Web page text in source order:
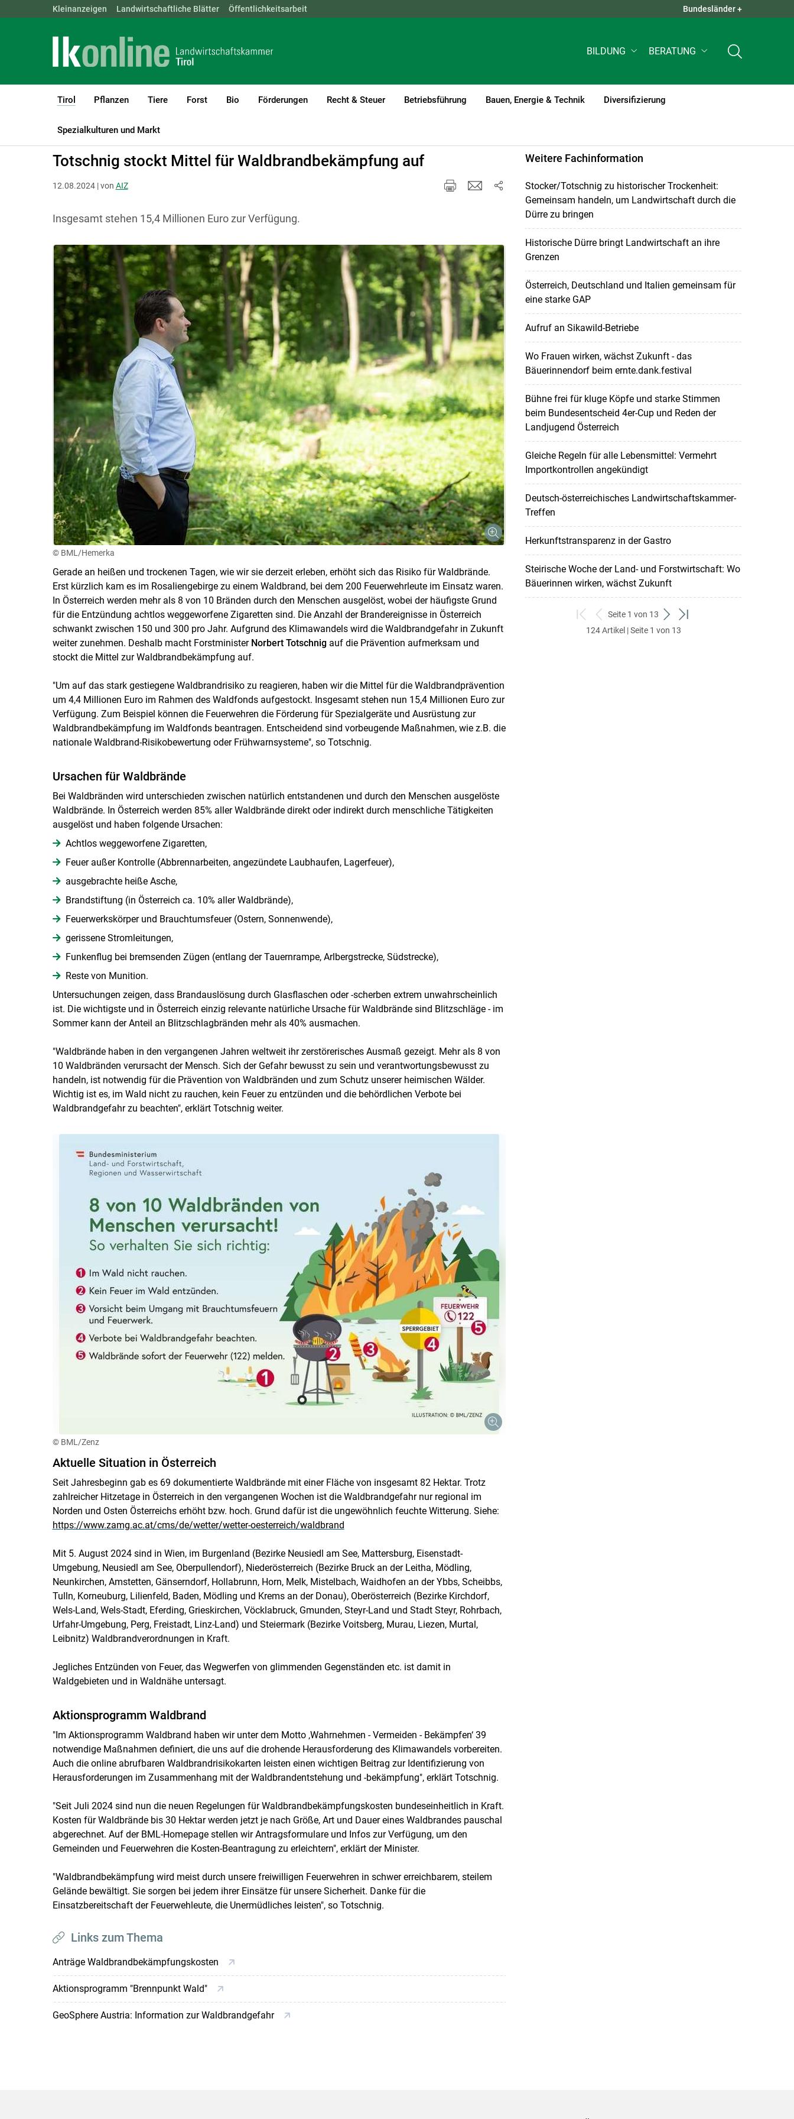
Skip to main content
Landwirtschaftskammern: ÖSTERREICH BGLD KTN NÖ OÖ QUICK LINKS +
Kleinanzeigen Landwirtschaftliche Blätter Öffentlichkeitsarbeit Bundesländer +
BILDUNG BERATUNG
Tirol
(current)1
Pflanzen Tiere Forst Bio Förderungen Recht & Steuer Betriebsführung Bauen, Energie & Technik Diversifizierung
Spezialkulturen und Markt
LK Tirol Tirol
Totschnig stockt Mittel für Waldbrandbekämpfung auf
12.08.2024 | von AIZ
Insgesamt stehen 15,4 Millionen Euro zur Verfügung.
© BML/Hemerka
Gerade an heißen und trockenen Tagen, wie wir sie derzeit erleben, erhöht sich das Risiko für Waldbrände.
Erst kürzlich kam es im Rosaliengebirge zu einem Waldbrand, bei dem 200 Feuerwehrleute im Einsatz waren.
In Österreich werden mehr als 8 von 10 Bränden durch den Menschen ausgelöst, wobei der häufigste Grund
für die Entzündung achtlos weggeworfene Zigaretten sind. Die Anzahl der Brandereignisse in Österreich
schwankt zwischen 150 und 300 pro Jahr. Aufgrund des Klimawandels wird die Waldbrandgefahr in Zukunft
weiter zunehmen. Deshalb macht Forstminister Norbert Totschnigauf die Prävention aufmerksam und
stockt die Mittel zur Waldbrandbekämpfung auf.
"Um auf das stark gestiegene Waldbrandrisiko zu reagieren, haben wir die Mittel für die Waldbrandprävention
um 4,4 Millionen Euro im Rahmen des Waldfonds aufgestockt. Insgesamt stehen nun 15,4 Millionen Euro zur
Verfügung. Zum Beispiel können die Feuerwehren die Förderung für Spezialgeräte und Ausrüstung zur
Waldbrandbekämpfung im Waldfonds beantragen. Entscheidend sind vorbeugende Maßnahmen, wie z.B. die
nationale Waldbrand-Risikobewertung oder Frühwarnsysteme", so Totschnig.
Ursachen für Waldbrände
Bei Waldbränden wird unterschieden zwischen natürlich entstandenen und durch den Menschen ausgelöste
Waldbrände. In Österreich werden 85% aller Waldbrände direkt oder indirekt durch menschliche Tätigkeiten
ausgelöst und haben folgende Ursachen:
Achtlos weggeworfene Zigaretten,
Feuer außer Kontrolle (Abbrennarbeiten, angezündete Laubhaufen, Lagerfeuer),
ausgebrachte heiße Asche,
Brandstiftung (in Österreich ca. 10% aller Waldbrände),
Feuerwerkskörper und Brauchtumsfeuer (Ostern, Sonnenwende),
gerissene Stromleitungen,
Funkenflug bei bremsenden Zügen (entlang der Tauernrampe, Arlbergstrecke, Südstrecke),
Reste von Munition.
Untersuchungen zeigen, dass Brandauslösung durch Glasflaschen oder -scherben extrem unwahrscheinlich
ist. Die wichtigste und in Österreich einzig relevante natürliche Ursache für Waldbrände sind Blitzschläge - im
Sommer kann der Anteil an Blitzschlagbränden mehr als 40% ausmachen.
"Waldbrände haben in den vergangenen Jahren weltweit ihr zerstörerisches Ausmaß gezeigt. Mehr als 8 von
10 Waldbränden verursacht der Mensch. Sich der Gefahr bewusst zu sein und verantwortungsbewusst zu
handeln, ist notwendig für die Prävention von Waldbränden und zum Schutz unserer heimischen Wälder.
Wichtig ist es, im Wald nicht zu rauchen, kein Feuer zu entzünden und die behördlichen Verbote bei
Waldbrandgefahr zu beachten", erklärt Totschnig weiter.
© BML/Zenz
Aktuelle Situation in Österreich
Seit Jahresbeginn gab es 69 dokumentierte Waldbrände mit einer Fläche von insgesamt 82 Hektar. Trotz
zahlreicher Hitzetage in Österreich in den vergangenen Wochen ist die Waldbrandgefahr nur regional im
Norden und Osten Österreichs erhöht bzw. hoch. Grund dafür ist die ungewöhnlich feuchte Witterung. Siehe:
https://www.zamg.ac.at/cms/de/wetter/wetter-oesterreich/waldbrand
Mit 5. August 2024 sind in Wien, im Burgenland (Bezirke Neusiedl am See, Mattersburg, Eisenstadt-
Umgebung, Neusiedl am See, Oberpullendorf), Niederösterreich (Bezirke Bruck an der Leitha, Mödling,
Neunkirchen, Amstetten, Gänserndorf, Hollabrunn, Horn, Melk, Mistelbach, Waidhofen an der Ybbs, Scheibbs,
Tulln, Korneuburg, Lilienfeld, Baden, Mödling und Krems an der Donau), Oberösterreich (Bezirke Kirchdorf,
Wels-Land, Wels-Stadt, Eferding, Grieskirchen, Vöcklabruck, Gmunden, Steyr-Land und Stadt Steyr, Rohrbach,
Urfahr-Umgebung, Perg, Freistadt, Linz-Land) und Steiermark (Bezirke Voitsberg, Murau, Liezen, Murtal,
Leibnitz) Waldbrandverordnungen in Kraft.
Jegliches Entzünden von Feuer, das Wegwerfen von glimmenden Gegenständen etc. ist damit in
Waldgebieten und in Waldnähe untersagt.
Aktionsprogramm Waldbrand
"Im Aktionsprogramm Waldbrand haben wir unter dem Motto ‚Wahrnehmen - Vermeiden - Bekämpfen‘ 39
notwendige Maßnahmen definiert, die uns auf die drohende Herausforderung des Klimawandels vorbereiten.
Auch die online abrufbaren Waldbrandrisikokarten leisten einen wichtigen Beitrag zur Identifizierung von
Herausforderungen im Zusammenhang mit der Waldbrandentstehung und -bekämpfung", erklärt Totschnig.
"Seit Juli 2024 sind nun die neuen Regelungen für Waldbrandbekämpfungskosten bundeseinheitlich in Kraft.
Kosten für Waldbrände bis 30 Hektar werden jetzt je nach Größe, Art und Dauer eines Waldbrandes pauschal
abgerechnet. Auf der BML-Homepage stellen wir Antragsformulare und Infos zur Verfügung, um den
Gemeinden und Feuerwehren die Kosten-Beantragung zu erleichtern", erklärt der Minister.
"Waldbrandbekämpfung wird meist durch unsere freiwilligen Feuerwehren in schwer erreichbarem, steilem
Gelände bewältigt. Sie sorgen bei jedem ihrer Einsätze für unsere Sicherheit. Danke für die
Einsatzbereitschaft der Feuerwehleute, die Unermüdliches leisten", so Totschnig.
Links zum Thema
Anträge Waldbrandbekämpfungskosten
Aktionsprogramm "Brennpunkt Wald"
GeoSphere Austria: Information zur Waldbrandgefahr
Weitere Fachinformation
Stocker/Totschnig zu historischer Trockenheit:
Gemeinsam handeln, um Landwirtschaft durch die
Dürre zu bringen
Historische Dürre bringt Landwirtschaft an ihre
Grenzen
Österreich, Deutschland und Italien gemeinsam für
eine starke GAP
Aufruf an Sikawild-Betriebe
Wo Frauen wirken, wächst Zukunft - das
Bäuerinnendorf beim ernte.dank.festival
Bühne frei für kluge Köpfe und starke Stimmen
beim Bundesentscheid 4er-Cup und Reden der
Landjugend Österreich
Gleiche Regeln für alle Lebensmittel: Vermehrt
Importkontrollen angekündigt
Deutsch-österreichisches Landwirtschaftskammer-
Treffen
Herkunftstransparenz in der Gastro
Steirische Woche der Land- und Forstwirtschaft: Wo
Bäuerinnen wirken, wächst Zukunft
zum
ersten
zurück
zum
Seite 1 von 13
weiter
zum
zum
124 Artikel | Seite 1 von 13